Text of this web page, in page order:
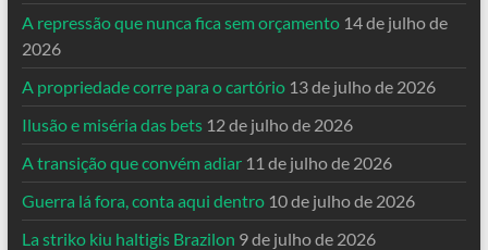
A repressão que nunca fica sem orçamento 14 de julho de
2026
A propriedade corre para o cartório 13 de julho de 2026
Ilusão e miséria das bets 12 de julho de 2026
A transição que convém adiar 11 de julho de 2026
Guerra lá fora, conta aqui dentro 10 de julho de 2026
La striko kiu haltigis Brazilon 9 de julho de 2026